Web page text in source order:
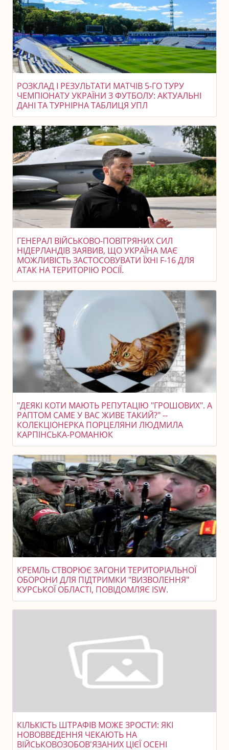
РОЗКЛАД І РЕЗУЛЬТАТИ МАТЧІВ 5-ГО ТУРУ
ЧЕМПІОНАТУ УКРАЇНИ З ФУТБОЛУ: АКТУАЛЬНІ
ДАНІ ТА ТУРНІРНА ТАБЛИЦЯ УПЛ
ГЕНЕРАЛ ВІЙСЬКОВО-ПОВІТРЯНИХ СИЛ
НІДЕРЛАНДІВ ЗАЯВИВ, ЩО УКРАЇНА МАЄ
МОЖЛИВІСТЬ ЗАСТОСОВУВАТИ ЇХНІ F-16 ДЛЯ
АТАК НА ТЕРИТОРІЮ РОСІЇ.
"ДЕЯКІ КОТИ МАЮТЬ РЕПУТАЦІЮ "ГРОШОВИХ". А
РАПТОМ САМЕ У ВАС ЖИВЕ ТАКИЙ?" --
КОЛЕКЦІОНЕРКА ПОРЦЕЛЯНИ ЛЮДМИЛА
КАРПІНСЬКА-РОМАНЮК
КРЕМЛЬ СТВОРЮЄ ЗАГОНИ ТЕРИТОРІАЛЬНОЇ
ОБОРОНИ ДЛЯ ПІДТРИМКИ "ВИЗВОЛЕННЯ"
КУРСЬКОЇ ОБЛАСТІ, ПОВІДОМЛЯЄ ISW.
КІЛЬКІСТЬ ШТРАФІВ МОЖЕ ЗРОСТИ: ЯКІ
НОВОВВЕДЕННЯ ЧЕКАЮТЬ НА
ВІЙСЬКОВОЗОБОВ'ЯЗАНИХ ЦІЄЇ ОСЕНІ